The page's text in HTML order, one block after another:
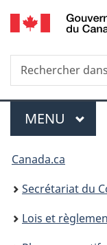
Rechercher
dans
Menu
MENU
Vous
êtes
ici :
Canada.ca
Secrétariat du
Lois et